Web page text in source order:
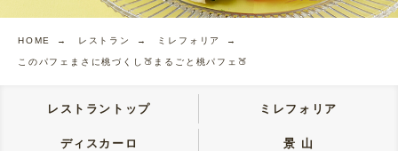
HOME → レストラン → ミレフォリア →
このパフェまさに桃づくし🍑まるごと桃パフェ🍑
レストラントップ ミレフォリア
ディスカーロ 景 山